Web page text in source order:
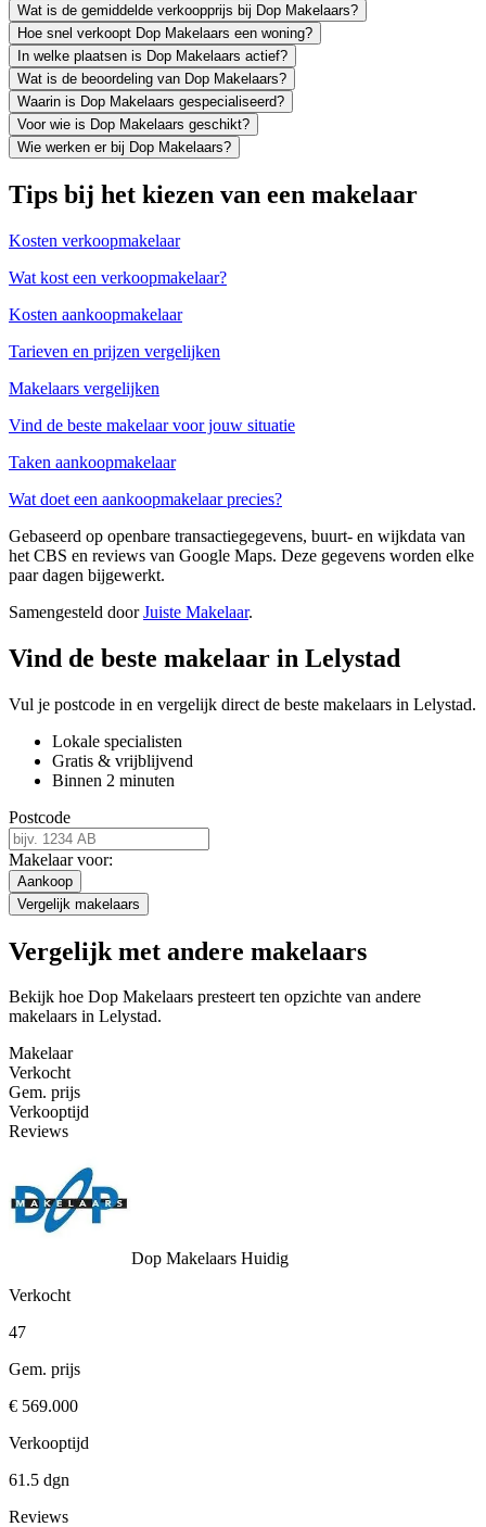
Wat is de gemiddelde verkoopprijs bij Dop Makelaars?
Hoe snel verkoopt Dop Makelaars een woning?
In welke plaatsen is Dop Makelaars actief?
Wat is de beoordeling van Dop Makelaars?
Waarin is Dop Makelaars gespecialiseerd?
Voor wie is Dop Makelaars geschikt?
Wie werken er bij Dop Makelaars?
Tips bij het kiezen van een makelaar
Kosten verkoopmakelaar
Wat kost een verkoopmakelaar?
Kosten aankoopmakelaar
Tarieven en prijzen vergelijken
Makelaars vergelijken
Vind de beste makelaar voor jouw situatie
Taken aankoopmakelaar
Wat doet een aankoopmakelaar precies?
Gebaseerd op openbare transactiegegevens, buurt- en wijkdata van
het CBS en reviews van Google Maps. Deze gegevens worden elke
paar dagen bijgewerkt.
Samengesteld doorJuiste Makelaar.
Vind de beste makelaar in Lelystad
Vul je postcode in en vergelijk direct de beste makelaars in Lelystad.
Lokale specialisten
Gratis & vrijblijvend
Binnen 2 minuten
Postcode
Makelaar voor:
Aankoop
Vergelijk makelaars
Vergelijk met andere makelaars
Bekijk hoe Dop Makelaars presteert ten opzichte van andere
makelaars in Lelystad.
Makelaar
Verkocht
Gem. prijs
Verkooptijd
Reviews
Dop MakelaarsHuidig
Verkocht
47
Gem. prijs
€ 569.000
Verkooptijd
61.5 dgn
Reviews